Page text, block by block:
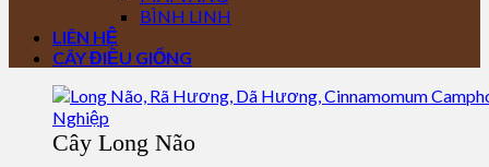
BÌNH LINH
LIÊN HỆ
CÂY ĐIỀU GIỐNG
Cây Long Não